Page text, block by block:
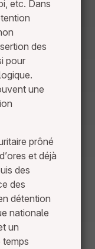
etc. Dans
des
pour
une
prôné
et déjà
des
des
détention
nationale
un
temps